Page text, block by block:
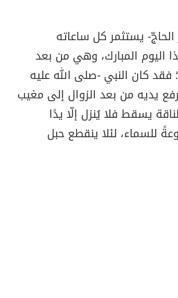
يستثمر كل ساعاته
المبارك، وهي من بعد
كان النبي -صلى الله عليه
يديه من بعد الزوال إلى مغيب
يسقط فلا يُنزل إلّا يدًا
للسماء، لئلا ينقطع حبل